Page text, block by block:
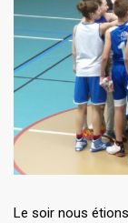
Le soir nous